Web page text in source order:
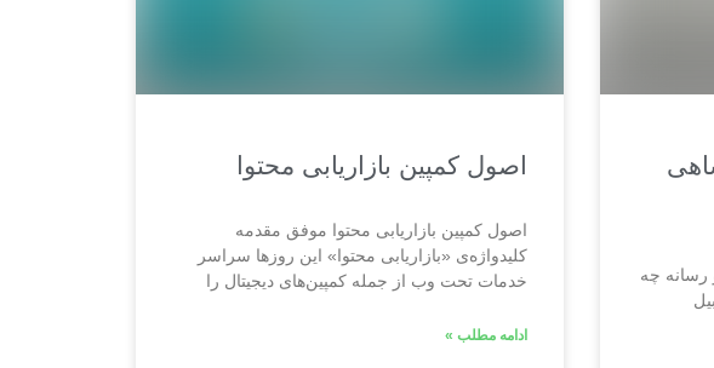
رسانه چه
اصول کمپین بازاریابی محتوا
اصول کمپین بازاریابی محتوا موفق مقدمه
کلیدواژه‌ی «بازاریابی محتوا» این روزها سراسر
خدمات تحت وب از جمله کمپین‌های دیجیتال را
ادامه مطلب »